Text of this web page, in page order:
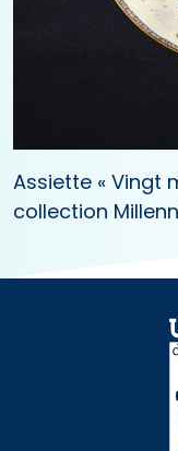
Assiette « Vingt
collection